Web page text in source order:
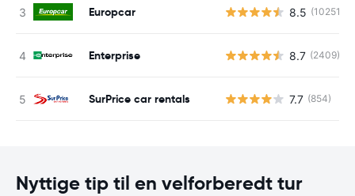
Europcar 8.5 (10251)
Enterprise 8.7 (2409)
SurPrice car rentals 7.7 (854)
Nyttige tip til en velforberedt tur